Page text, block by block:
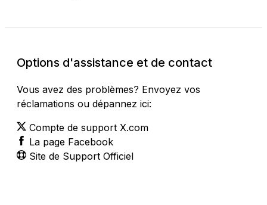
Options d'assistance et de contact
Vous avez des problèmes? Envoyez vos
réclamations ou dépannez ici:
Compte de support X.com
La page Facebook
Site de Support Officiel